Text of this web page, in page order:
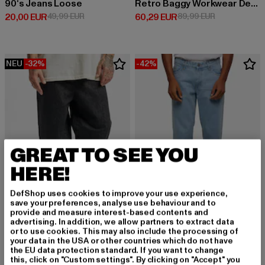
90‘s Jeans Loose
20,00 EUR
Derzeitiger Preis: 20,00 EUR
49,99 EURAktionspreis: 49,99 EUR
Retro Baggy Workwear Denim Loose Fit
60,29 EUR
Derzeitiger Preis: 60,29 EUR
89,99 EURAktionspreis:
NEU -32%
URBAN CLASSICS
90‘s
33,99 EUR
Derzeitiger Preis: 33,99 EUR
49,99 EURAktionspreis: 49,99 EUR
-42%
URBAN CLASSICS
Heavy Ounce
28,99 EUR
Derzeitiger Preis: 28,99 EUR
49,99 EURAktionspreis:
GREAT TO SEE YOU
HERE!
DefShop uses cookies to improve your use experience,
save your preferences, analyse use behaviour and to
provide and measure interest-based contents and
advertising. In addition, we allow partners to extract data
or to use cookies. This may also include the processing of
your data in the USA or other countries which do not have
the EU data protection standard. If you want to change
this, click on "Custom settings". By clicking on "Accept" you